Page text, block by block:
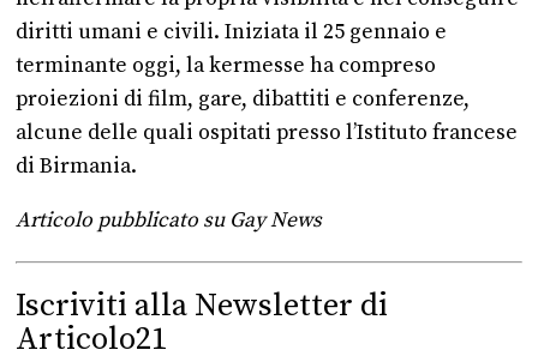
diritti umani e civili. Iniziata il 25 gennaio e
terminante oggi, la kermesse ha compreso
proiezioni di film, gare, dibattiti e conferenze,
alcune delle quali ospitati presso l’Istituto francese
di Birmania.
Articolo pubblicato su Gay News
Iscriviti alla Newsletter di
Articolo21